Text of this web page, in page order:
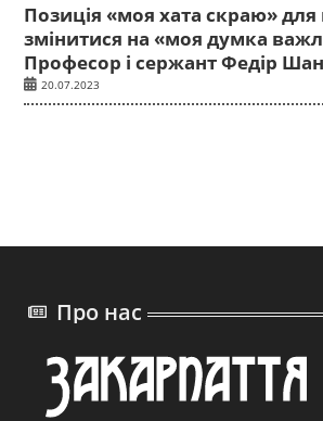
Позиція «моя хата скраю»
змінитися на «моя думка
Професор і сержант Федір
20.07.2023
Про нас